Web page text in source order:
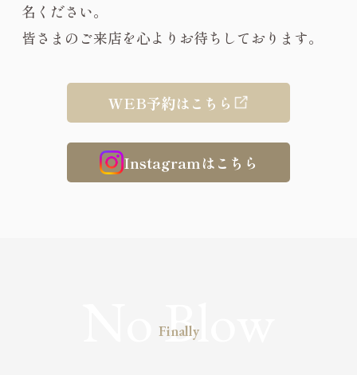
名ください。
皆さまのご来店を心よりお待ちしております。
WEB予約はこちら
Instagramはこちら
Finally